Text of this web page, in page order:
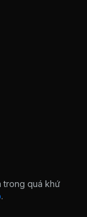
trong quá khứ
.